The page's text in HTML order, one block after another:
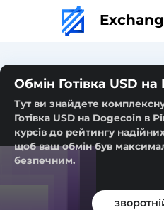
Обмін Готівка USD
Тут ви знайдете
Готівка USD на Dogecoin в
курсів до рейтингу
щоб ваш обмін був
безпечним.